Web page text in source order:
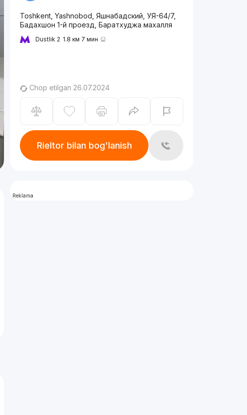
Toshkent, Yashnobod, Яшнабадский, УЯ-64/7,
Бадахшон 1-й проезд, Баратхуджа махалля
Dustlik 2 1.8 км 7 мин
Chop etilgan 26.07.2024
Rieltor bilan bog'lanish
Reklama